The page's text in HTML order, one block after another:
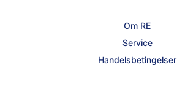
Om RE
Service
Handelsbetingelser